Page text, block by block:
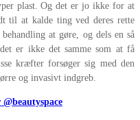
plast. Og det er jo ikke for at
til at kalde ting ved deres rette
at gøre, og dels en så
er ikke det samme som at få
kræfter forsøger sig med den
og invasivt indgreb.